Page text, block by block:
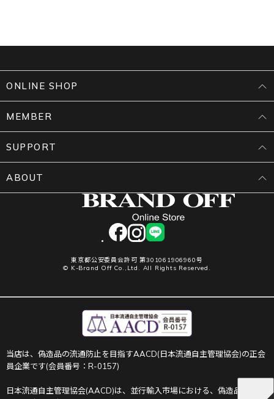
facebookinstagram
LINE
東京都公安委員会許可 第301061906960号
© K-Brand Off Co.,Ltd. All Rights Reserved.
ONLINE SHOP
MEMBER
SUPPORT
ABOUT
当店は、偽造品の流通防止を目指すAACD(日本流通自主管理協会)の正会
員企業です(会員番号：R-0157)
日本流通自主管理協会(AACD)は、並行輸入市場における、偽造品や不正